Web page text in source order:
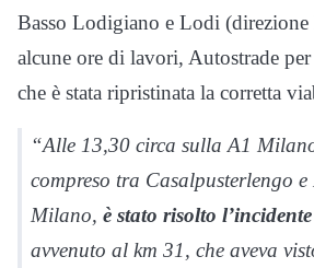
Basso Lodigiano e Lodi
alcune ore di lavori, Autostrade per
che è stata ripristinata la corretta
“Alle 13,30 circa sulla A1
compreso tra Casalpusterlengo
Milano, è stato risolto l’incidente
avvenuto al km 31, che aveva